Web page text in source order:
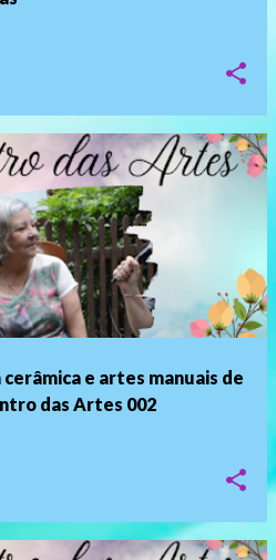
e artes manuais de
das Artes 002